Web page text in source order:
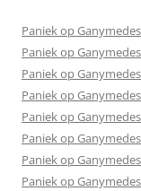
Paniek op
Paniek op
Paniek op
Paniek op
Paniek op
Paniek op
Paniek op
Paniek op